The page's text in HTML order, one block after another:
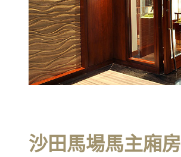
沙田馬場馬主廂房